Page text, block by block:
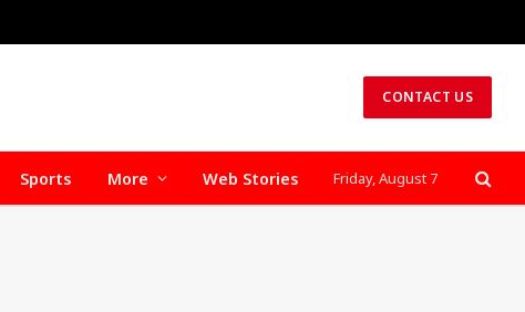
CONTACT US
Sports More Web Stories Friday, August 7